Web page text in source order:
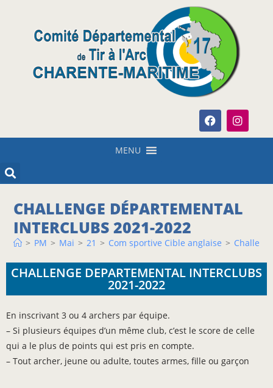
MENU
CHALLENGE DÉPARTEMENTAL
INTERCLUBS 2021-2022
> PM > Mai > 21 > Com sportive Cible anglaise >
CHALLENGE DEPARTEMENTAL INTERCLUBS
2021-2022
En inscrivant 3 ou 4 archers par équipe.
– Si plusieurs équipes d’un même club, c’est le score de celle
qui a le plus de points qui est pris en compte.
– Tout archer, jeune ou adulte, toutes armes, fille ou garçon